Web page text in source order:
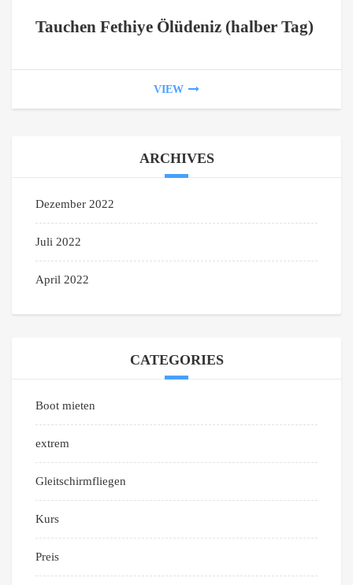
Tauchen Fethiye Ölüdeniz (halber Tag)
VIEW
ARCHIVES
Dezember 2022
Juli 2022
April 2022
CATEGORIES
Boot mieten
extrem
Gleitschirmfliegen
Kurs
Preis